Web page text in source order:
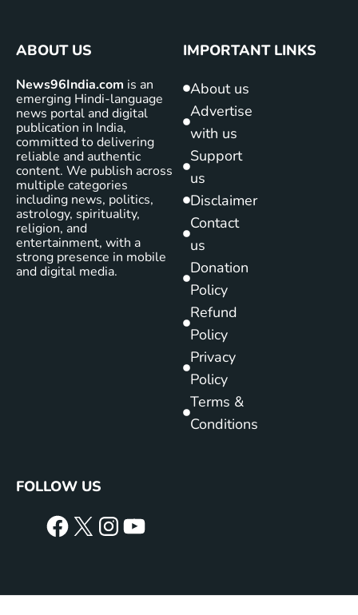
ABOUT US
News96India.com is an
emerging Hindi-language
news portal and digital
publication in India,
committed to delivering
reliable and authentic
content. We publish across
multiple categories
including news, politics,
astrology, spirituality,
religion, and
entertainment, with a
strong presence in mobile
and digital media.
IMPORTANT LINKS
About us
Advertise
with us
Support
us
Disclaimer
Contact
us
Donation
Policy
Refund
Policy
Privacy
Policy
Terms &
Conditions
FOLLOW US